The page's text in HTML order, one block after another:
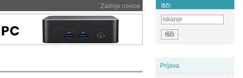
Zadnje novice Išči:
Prijava